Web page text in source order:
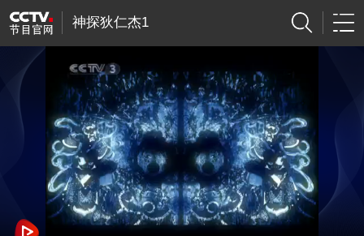
神探狄仁杰1